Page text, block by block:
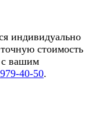
индивидуально
стоимость
с вашим
40-50.